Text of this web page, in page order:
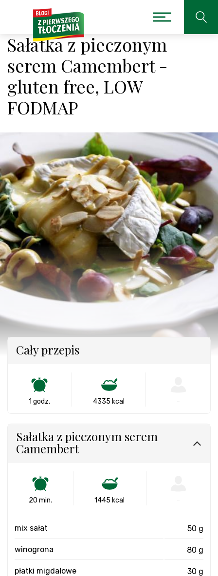
Sałatka z pieczonym
serem Camembert -
gluten free, LOW
FODMAP
Cały przepis
1 godz. 4335 kcal
Sałatka z pieczonym serem
Camembert
20 min. 1445 kcal
mix sałat 50 g
winogrona 80 g
płatki migdałowe 30 g